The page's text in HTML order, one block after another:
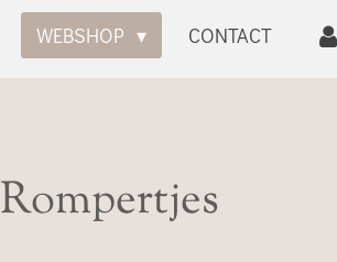
WEBSHOP CONTACT
Rompertjes